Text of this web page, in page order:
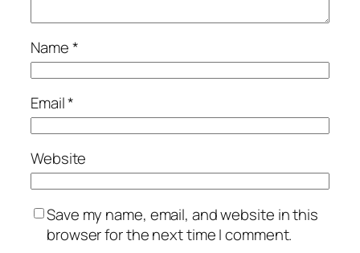
Name*
Email*
Website
Save my name, email, and website in this
browser for the next time I comment.